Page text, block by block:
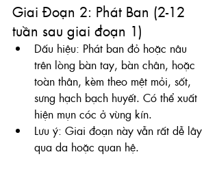
Giai Đoạn 2: Phát Ban (2-12
tuần sau giai đoạn 1)
Dấu hiệu: Phát ban đỏ hoặc nâu
trên lòng bàn tay, bàn chân, hoặc
toàn thân, kèm theo mệt mỏi, sốt,
sưng hạch bạch huyết. Có thể xuất
hiện mụn cóc ở vùng kín.
Lưu ý: Giai đoạn này vẫn rất dễ lây
qua da hoặc quan hệ.